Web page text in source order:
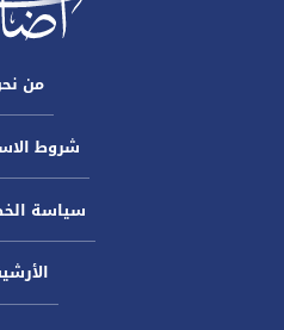
من
شروط
سياسة